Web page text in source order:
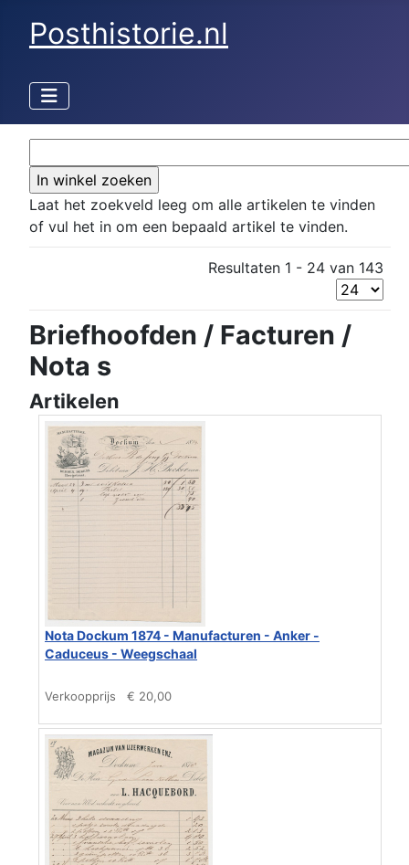
Posthistorie.nl
Laat het zoekveld leeg om alle artikelen te vinden
of vul het in om een bepaald artikel te vinden.
Resultaten 1 - 24 van 143
Briefhoofden / Facturen /
Nota s
Artikelen
Nota Dockum 1874 - Manufacturen - Anker -
Caduceus - Weegschaal
Verkoopprijs € 20,00